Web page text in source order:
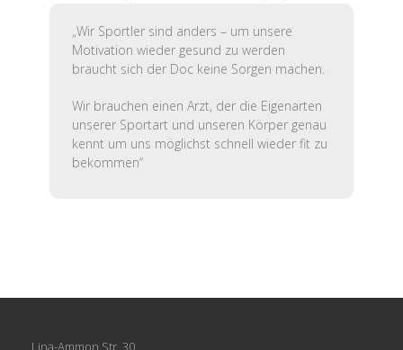
„Wir Sportler sind anders – um unsere
Motivation wieder gesund zu werden
braucht sich der Doc keine Sorgen machen.
Wir brauchen einen Arzt, der die Eigenarten
unserer Sportart und unseren Körper genau
kennt um uns möglichst schnell wieder fit zu
bekommen“
Lina-Ammon Str. 30